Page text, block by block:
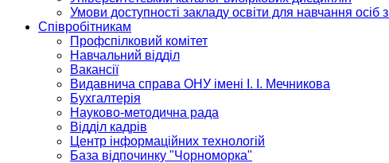
Умови доступності закладу освіти для навчання
Співробітникам
Профспілковий комітет
Навчальний відділ
Вакансії
Видавнича справа ОНУ імені І. І. Мечникова
Бухгалтерія
Науково-методична рада
Відділ кадрів
Центр інформаційних технологій
База відпочинку "Чорноморка"